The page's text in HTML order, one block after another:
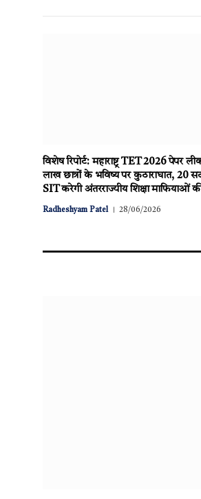
विशेष रिपोर्ट: महाराष्ट्र TET 2026 पेपर
लाख छात्रों के भविष्य पर कुठाराघात, 20
SIT करेगी अंतरराज्यीय शिक्षा माफियाओं
Radheshyam Patel 28/06/2026